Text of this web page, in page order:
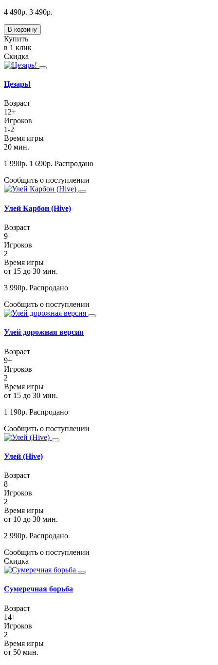
4 490р. 3 490р.
В корзину
Купить
в 1 клик
Скидка
Цезарь!
Возраст
12+
Игроков
1-2
Время игры
20 мин.
1 990р. 1 690р. Распродано
Сообщить о поступлении
Улей Карбон (Hive)
Возраст
9+
Игроков
2
Время игры
от 15 до 30 мин.
3 990р. Распродано
Сообщить о поступлении
Улей дорожная версия
Возраст
9+
Игроков
2
Время игры
от 15 до 30 мин.
1 190р. Распродано
Сообщить о поступлении
Улей (Hive)
Возраст
8+
Игроков
2
Время игры
от 10 до 30 мин.
2 990р. Распродано
Сообщить о поступлении
Скидка
Сумеречная борьба
Возраст
14+
Игроков
2
Время игры
от 50 мин.